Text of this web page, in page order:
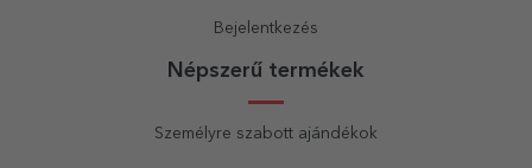
Bejelentkezés
Népszerű termékek
Személyre szabott ajándékok